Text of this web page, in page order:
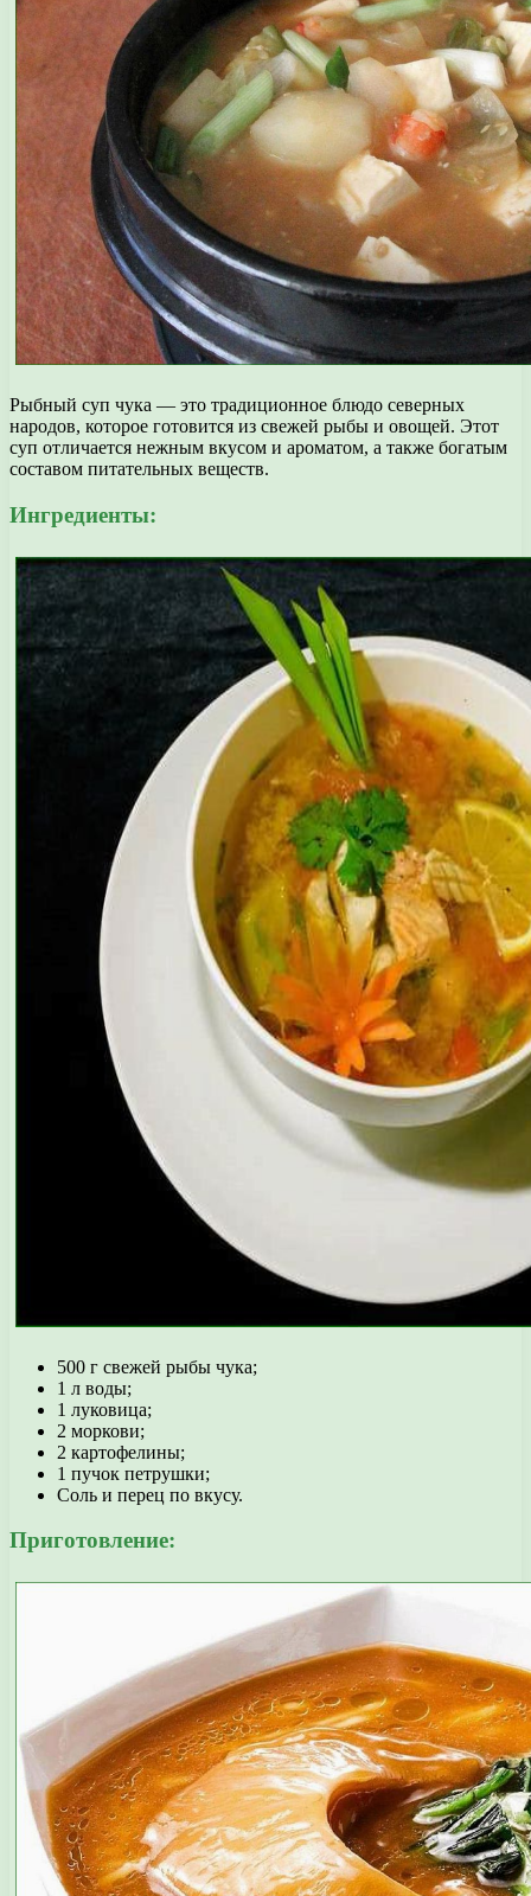
Рыбный суп чука — это традиционное блюдо северных
народов, которое готовится из свежей рыбы и овощей. Этот
суп отличается нежным вкусом и ароматом, а также богатым
составом питательных веществ.
Ингредиенты:
500 г свежей рыбы чука;
1 л воды;
1 луковица;
2 моркови;
2 картофелины;
1 пучок петрушки;
Соль и перец по вкусу.
Приготовление: